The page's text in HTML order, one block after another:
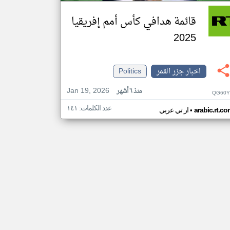
قائمة هدافي كأس أمم إفريقيا
2025
اخبار جزر القمر
Politics
Jan 19, 2026
منذ ٦ أشهر
ار تي عربي• عدد الكلمات: ١٤١